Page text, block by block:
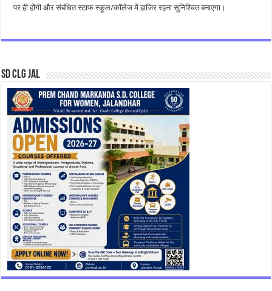
पर ही होंगी और संबंधित स्टाफ स्कूल/कॉलेज में हाजिर रहना सुनिश्चित बनाएगा।
SD CLG JAL